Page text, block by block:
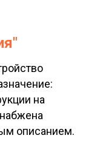
на
описанием.